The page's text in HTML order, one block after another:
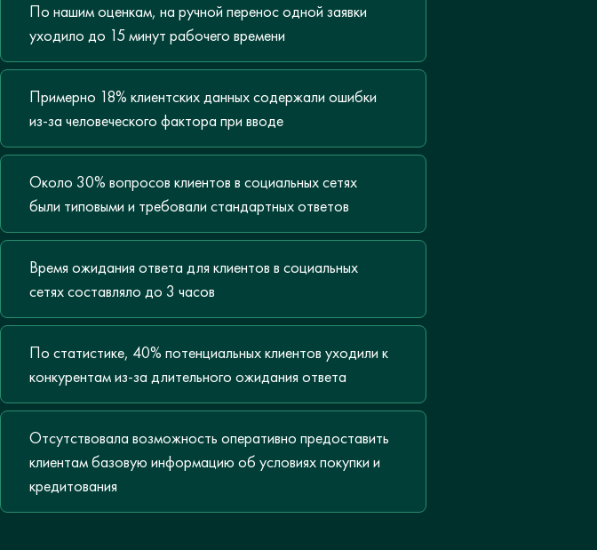
По нашим оценкам, на ручной перенос одной заявки
уходило до 15 минут рабочего времени
Примерно 18% клиентских данных содержали ошибки
из-за человеческого фактора при вводе
Около 30% вопросов клиентов в социальных сетях
были типовыми и требовали стандартных ответов
Время ожидания ответа для клиентов в социальных
сетях составляло до 3 часов
По статистике, 40% потенциальных клиентов уходили к
конкурентам из-за длительного ожидания ответа
Отсутствовала возможность оперативно предоставить
клиентам базовую информацию об условиях покупки и
кредитования